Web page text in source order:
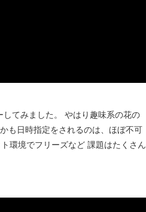
てみました。 やはり趣味系の花の
も日時指定をされるのは、ほぼ不可
環境でフリーズなど 課題はたくさん